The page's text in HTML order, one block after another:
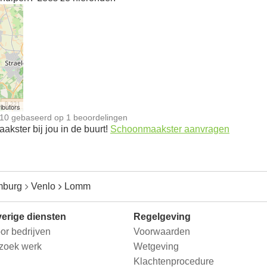
10 gebaseerd op 1 beoordelingen
bij jou in de buurt! Schoonmaakster aanvragen
Venlo Lomm
diensten
bedrijven
werk
Regelgeving
Voorwaarden
Wetgeving
Klachtenprocedure